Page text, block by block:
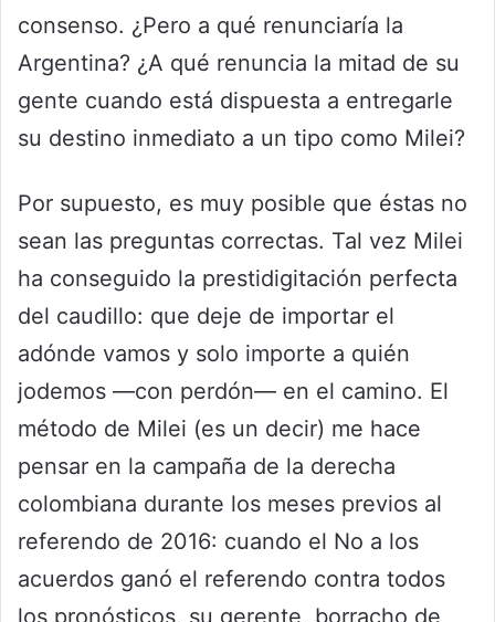
consenso. ¿Pero a qué renunciaría la
Argentina? ¿A qué renuncia la mitad de su
gente cuando está dispuesta a entregarle
su destino inmediato a un tipo como Milei?
Por supuesto, es muy posible que éstas no
sean las preguntas correctas. Tal vez Milei
ha conseguido la prestidigitación perfecta
del caudillo: que deje de importar el
adónde vamos y solo importe a quién
jodemos —con perdón— en el camino. El
método de Milei (es un decir) me hace
pensar en la campaña de la derecha
colombiana durante los meses previos al
referendo de 2016: cuando el No a los
acuerdos ganó el referendo contra todos
los pronósticos, su gerente, borracho de